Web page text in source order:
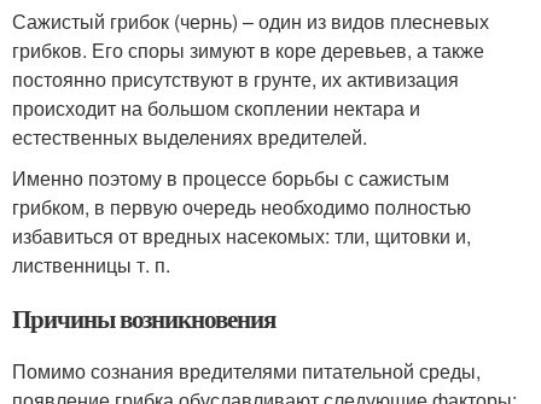
Сажистый грибок (чернь) – один из видов плесневых
грибков. Его споры зимуют в коре деревьев, а также
постоянно присутствуют в грунте, их активизация
происходит на большом скоплении нектара и
естественных выделениях вредителей.
Именно поэтому в процессе борьбы с сажистым
грибком, в первую очередь необходимо полностью
избавиться от вредных насекомых: тли, щитовки и,
лиственницы т. п.
Причины возникновения
Помимо сознания вредителями питательной среды,